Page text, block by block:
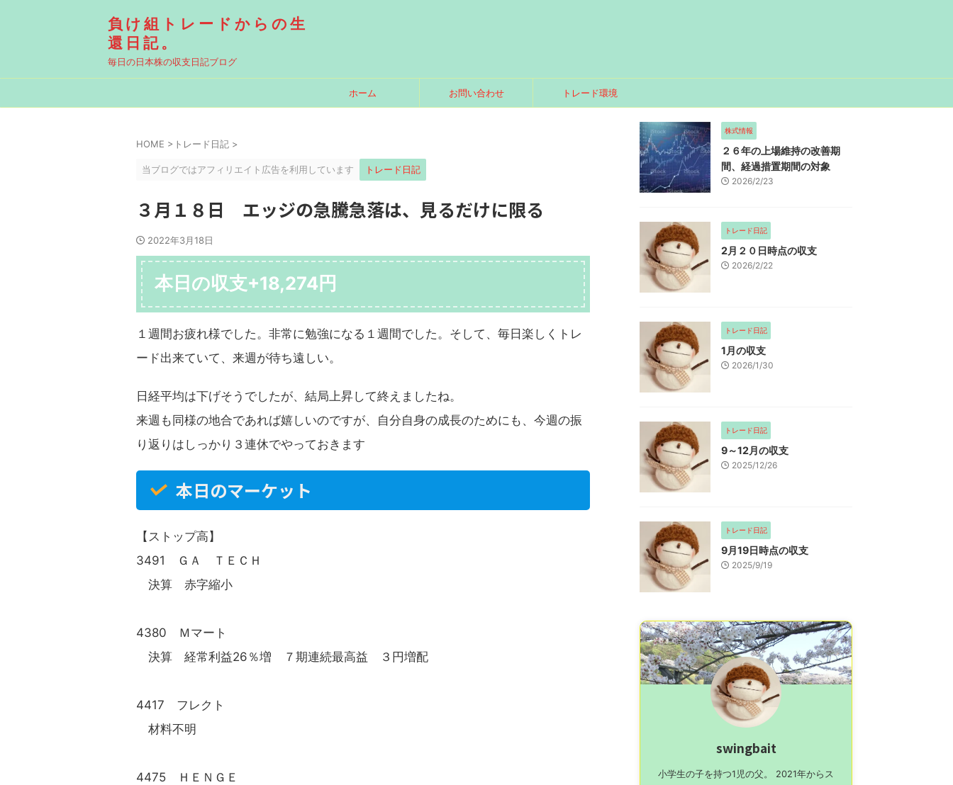
負け組トレードからの生
還日記。
毎日の日本株の収支日記ブログ
ホーム お問い合わせ トレード環境
HOME > トレード日記 >
当ブログではアフィリエイト広告を利用しています トレード日記
３月１８日 エッジの急騰急落は、見るだけに限る
2022年3月18日
本日の収支+18,274円
１週間お疲れ様でした。非常に勉強になる１週間でした。そして、毎日楽しくトレ
ード出来ていて、来週が待ち遠しい。
日経平均は下げそうでしたが、結局上昇して終えましたね。
来週も同様の地合であれば嬉しいのですが、自分自身の成長のためにも、今週の振
り返りはしっかり３連休でやっておきます
本日のマーケット
【ストップ高】
3491 ＧＡ ＴＥＣＨ
決算 赤字縮小
4380 Ｍマート
決算 経常利益26％増 ７期連続最高益 ３円増配
4417 フレクト
材料不明
4475 ＨＥＮＧＥ
株式情報
２６年の上場維持の改善期
間、経過措置期間の対象
2026/2/23
トレード日記
2月２０日時点の収支
2026/2/22
トレード日記
1月の収支
2026/1/30
トレード日記
9～12月の収支
2025/12/26
トレード日記
9月19日時点の収支
2025/9/19
swingbait
小学生の子を持つ1児の父。 2021年からス